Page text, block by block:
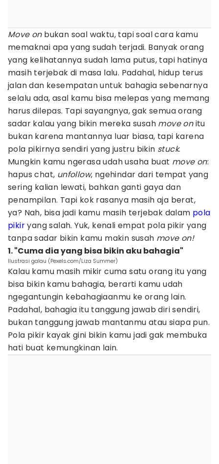
Move onbukan soal waktu, tapi soal cara kamu
memaknai apa yang sudah terjadi. Banyak orang
yang kelihatannya sudah lama putus, tapi hatinya
masih terjebak di masa lalu. Padahal, hidup terus
jalan dan kesempatan untuk bahagia sebenarnya
selalu ada, asal kamu bisa melepas yang memang
harus dilepas. Tapi sayangnya, gak semua orang
sadar kalau yang bikin mereka susah move onitu
bukan karena mantannya luar biasa, tapi karena
pola pikirnya sendiri yang justru bikin stuck.
Mungkin kamu ngerasa udah usaha buat move on:
hapus chat, unfollow, ngehindar dari tempat yang
sering kalian lewati, bahkan ganti gaya dan
penampilan. Tapi kok rasanya masih aja berat,
ya? Nah, bisa jadi kamu masih terjebak dalam pola
pikiryang salah. Yuk, kenali empat pola pikir yang
tanpa sadar bikin kamu makin susah move on!
1. "Cuma dia yang bisa bikin aku bahagia"
Ilustrasi galau (Pexels.com/Liza Summer)
Kalau kamu masih mikir cuma satu orang itu yang
bisa bikin kamu bahagia, berarti kamu udah
ngegantungin kebahagiaanmu ke orang lain.
Padahal, bahagia itu tanggung jawab diri sendiri,
bukan tanggung jawab mantanmu atau siapa pun.
Pola pikir kayak gini bikin kamu jadi gak membuka
hati buat kemungkinan lain.